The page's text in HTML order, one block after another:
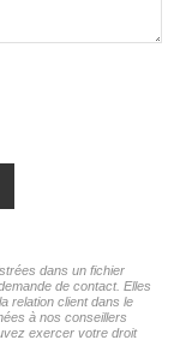
dans un fichier
de contact. Elles
relation client dans le
à nos conseillers
exercer votre droit